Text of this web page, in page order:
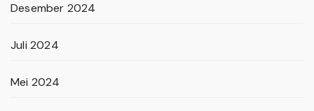
Desember 2024
Juli 2024
Mei 2024